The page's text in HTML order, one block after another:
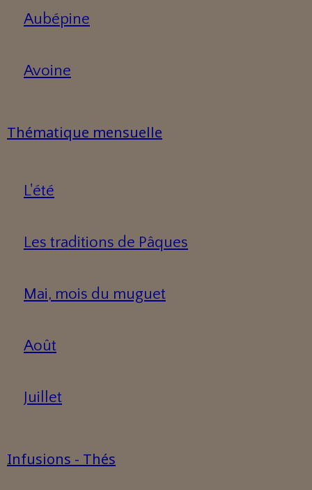
Aubépine
Avoine
Thématique mensuelle
L'été
Les traditions de Pâques
Mai, mois du muguet
Août
Juillet
Infusions - Thés